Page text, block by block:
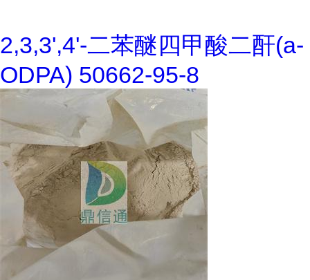
2,3,3',4'-二苯醚四甲酸二酐(a-
ODPA) 50662-95-8